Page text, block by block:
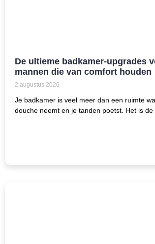
De ultieme badkamer-upgrades
mannen die van comfort houden
2 augustus 2026
Je badkamer is veel meer dan een ruimte
douche neemt en je tanden poetst. Het is